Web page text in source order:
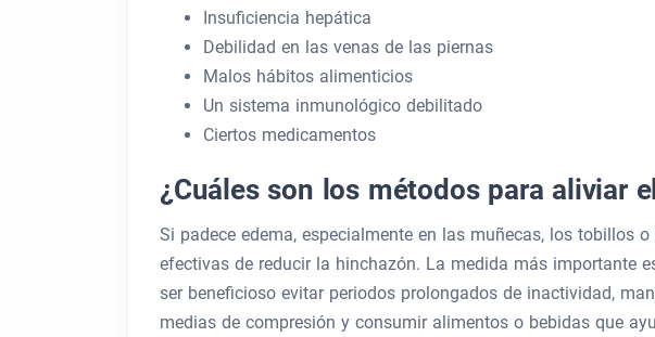
Insuficiencia hepática
Debilidad en las venas de las piernas
Malos hábitos alimenticios
Un sistema inmunológico debilitado
Ciertos medicamentos
¿Cuáles son los métodos para aliviar
Si padece edema, especialmente en las muñecas, los tobillos
efectivas de reducir la hinchazón. La medida más importante
ser beneficioso evitar periodos prolongados de inactividad,
medias de compresión y consumir alimentos o bebidas que